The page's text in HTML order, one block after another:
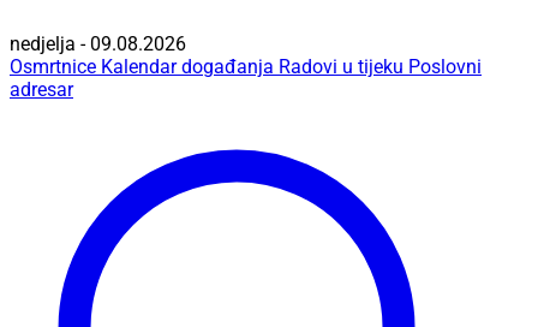
nedjelja - 09.08.2026
Osmrtnice Kalendar događanja Radovi u tijeku Poslovni
adresar